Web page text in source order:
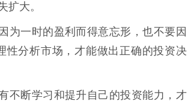
扩大。
为一时的盈利而得意忘形，也不要因
性分析市场，才能做出正确的投资决
不断学习和提升自己的投资能力，才